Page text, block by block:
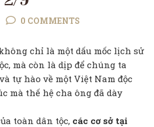
0 COMMENTS
chỉ là một dấu mốc lịch sử
mà còn là dịp để chúng ta
tự hào về một Việt Nam độc
mà thế hệ cha ông đã dày
toàn dân tộc, các cơ sở tại